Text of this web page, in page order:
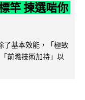
竿 揀選啱你
了基本效能，「極致
前瞻技術加持」以